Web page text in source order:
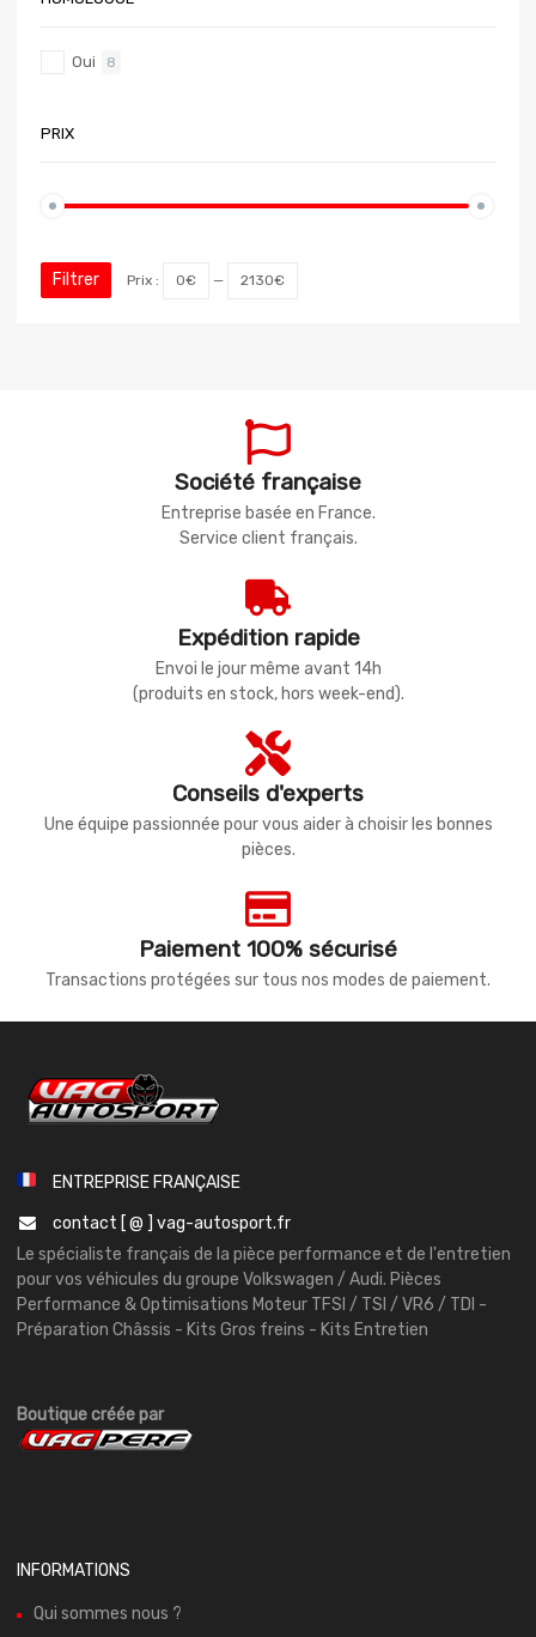
Oui 8
PRIX
Filtrer Prix : 0€ — 2130€
Société française
Entreprise basée en France.
Service client français.
Expédition rapide
Envoi le jour même avant 14h
(produits en stock, hors week-end).
Conseils d'experts
Une équipe passionnée pour vous aider à choisir les bonnes
pièces.
Paiement 100% sécurisé
Transactions protégées sur tous nos modes de paiement.
ENTREPRISE FRANÇAISE
contact [ @ ] vag-autosport.fr
Le spécialiste français de la pièce performance et de l'entretien
pour vos véhicules du groupe Volkswagen / Audi. Pièces
Performance & Optimisations Moteur TFSI / TSI / VR6 / TDI -
Préparation Châssis - Kits Gros freins - Kits Entretien
Boutique créée par
INFORMATIONS
Qui sommes nous ?